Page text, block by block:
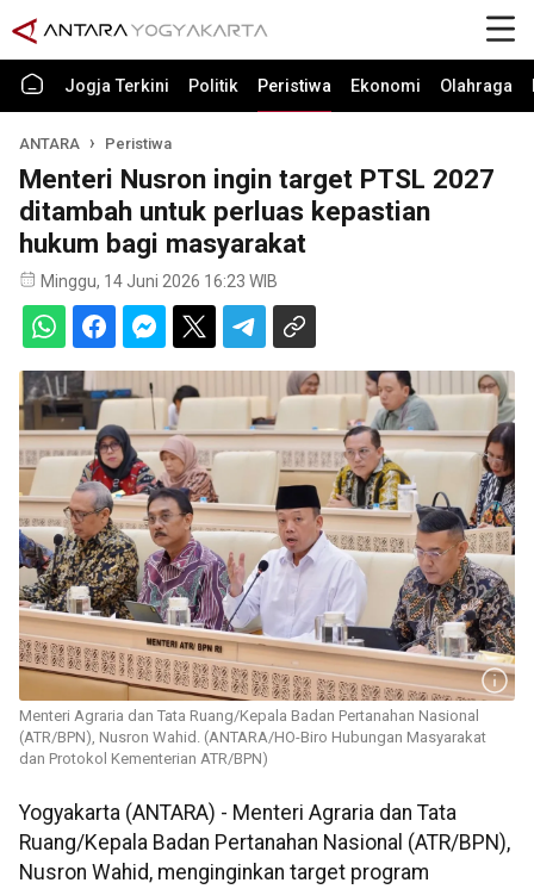
Jogja Terkini Politik Peristiwa Ekonomi Olahraga
ANTARA Peristiwa
Menteri Nusron ingin target PTSL 2027
ditambah untuk perluas kepastian
hukum bagi masyarakat
Minggu, 14 Juni 2026 16:23 WIB
Menteri Agraria dan Tata Ruang/Kepala Badan Pertanahan Nasional
(ATR/BPN), Nusron Wahid. (ANTARA/HO-Biro Hubungan Masyarakat
dan Protokol Kementerian ATR/BPN)
Yogyakarta (ANTARA) - Menteri Agraria dan Tata
Ruang/Kepala Badan Pertanahan Nasional (ATR/BPN),
Nusron Wahid, menginginkan target program